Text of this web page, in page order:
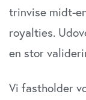
trinvise midt-
royalties.
en stor
Vi fastholder